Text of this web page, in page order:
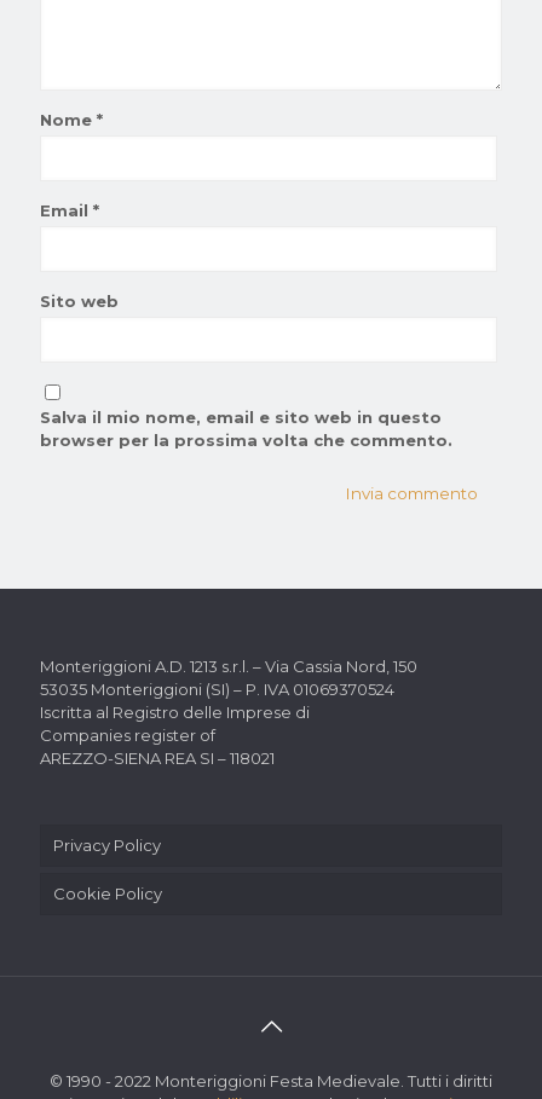
Nome *
Email *
Sito web
Salva il mio nome, email e sito web in questo
browser per la prossima volta che commento.
Monteriggioni A.D. 1213 s.r.l. –Via Cassia Nord, 150
53035 Monteriggioni (SI) – P. IVA 01069370524
Iscritta al Registro delle Imprese di
Companies register of
AREZZO-SIENA REA SI – 118021
Privacy Policy
Cookie Policy
© 1990 - 2022 Monteriggioni Festa Medievale. Tutti i diritti